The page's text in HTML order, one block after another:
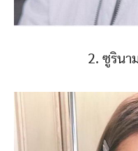
2. ซูรินา